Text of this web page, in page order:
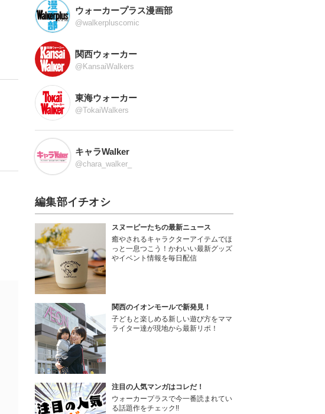
ウォーカープラス漫画部
@walkerpluscomic
関西ウォーカー
@KansaiWalkers
東海ウォーカー
@TokaiWalkers
キャラWalker
@chara_walker_
編集部イチオシ
スヌーピーたちの最新ニュース
癒やされるキャラクターアイテムでほ
っと一息つこう！かわいい最新グッズ
やイベント情報を毎日配信
関西のイオンモールで新発見！
子どもと楽しめる新しい遊び方をママ
ライター達が現地から最新リポ！
注目の人気マンガはコレだ！
ウォーカープラスで今一番読まれてい
る話題作をチェック!!